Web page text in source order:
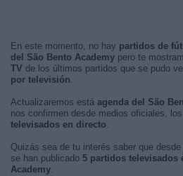
En este momento, no hay partidos de
del São Bento Academy pero te
TV de los últimos partidos que se pudo
por televisión.
Actualizaremos está agenda del São
nos confirmen desde medios oficiales,
televisados en directo.
Quizás sea de tu interés saber que
se han publicado 5 partidos televisados
Academy.